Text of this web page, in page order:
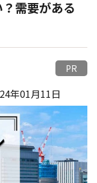
需要がある
PR
年01月11日